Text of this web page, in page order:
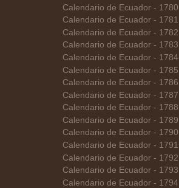
Calendario de Ecuador - 1780
Calendario de Ecuador - 1781
Calendario de Ecuador - 1782
Calendario de Ecuador - 1783
Calendario de Ecuador - 1784
Calendario de Ecuador - 1785
Calendario de Ecuador - 1786
Calendario de Ecuador - 1787
Calendario de Ecuador - 1788
Calendario de Ecuador - 1789
Calendario de Ecuador - 1790
Calendario de Ecuador - 1791
Calendario de Ecuador - 1792
Calendario de Ecuador - 1793
Calendario de Ecuador - 1794